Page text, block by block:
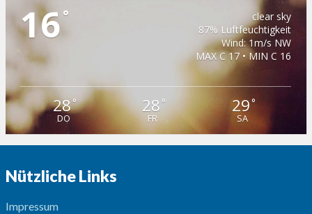
16°
clear sky
87% Luftfeuchtigkeit
Wind: 1m/s NW
MAX C 17 • MIN C 16
28°
DO
28 °
FR
29°
SA
Nützliche Links
Impressum